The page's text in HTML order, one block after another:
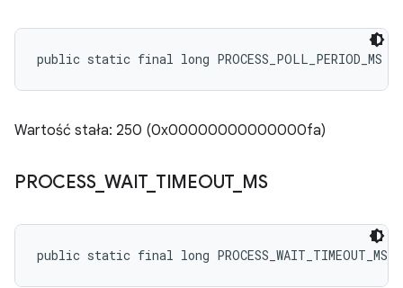
public static final long PROCESS_POLL_PERIOD_MS
Wartość stała: 250 (0x00000000000000fa)
PROCESS_ WAIT_ TIMEOUT_ MS
public static final long PROCESS_WAIT_TIMEOUT_MS